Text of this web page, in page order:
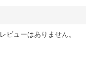
レビューはありません。